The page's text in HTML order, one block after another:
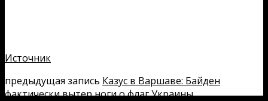
Источник
предыдущая запись Казус в Варшаве: Байден
фактически вытер ноги о флаг Украины